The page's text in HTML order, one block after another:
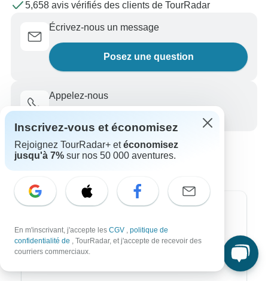
5,658 avis vérifiés des clients de TourRadar
Écrivez-nous un message
Posez une question
Appelez-nous
Afrique
Inscrivez-vous et économisez
Rejoignez TourRadar+ etéconomisez
jusqu'à 7% sur nos 50 000 aventures.
En m'inscrivant, j'accepte les CGV , politique de
confidentialité de , TourRadar, et j'accepte de recevoir des
courriers commerciaux.